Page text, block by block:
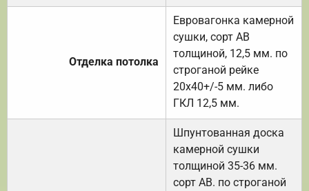
Отделка потолка
Евровагонка камерной
сушки, сорт АВ
толщиной, 12,5 мм. по
строганой рейке
20х40+/-5 мм. либо
ГКЛ 12,5 мм.
Шпунтованная доска
камерной сушки
толщиной 35-36 мм.
сорт АВ. по строганой